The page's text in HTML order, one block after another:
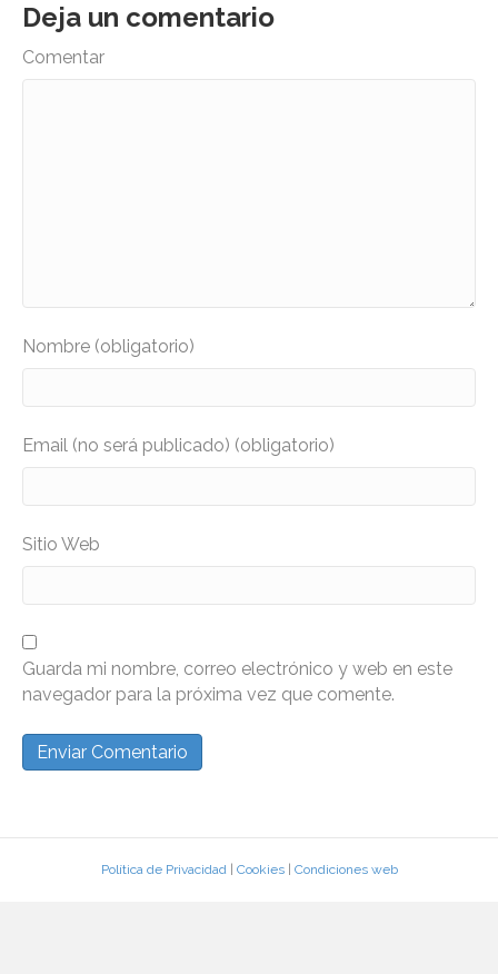
Deja un comentario
Comentar
Nombre (obligatorio)
Email (no será publicado) (obligatorio)
Sitio Web
Guarda mi nombre, correo electrónico y web en este
navegador para la próxima vez que comente.
Política de Privacidad| Cookies| Condiciones web